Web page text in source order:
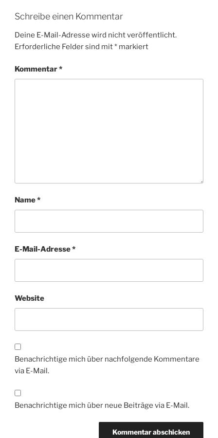
Schreibe einen Kommentar
Deine E-Mail-Adresse wird nicht veröffentlicht.
Erforderliche Felder sind mit* markiert
Kommentar*
Name*
E-Mail-Adresse*
Website
Benachrichtige mich über nachfolgende Kommentare
via E-Mail.
Benachrichtige mich über neue Beiträge via E-Mail.